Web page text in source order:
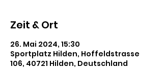
Zeit & Ort
26. Mai 2024, 15:30
Sportplatz Hilden, Hoffeldstrasse
106, 40721 Hilden, Deutschland